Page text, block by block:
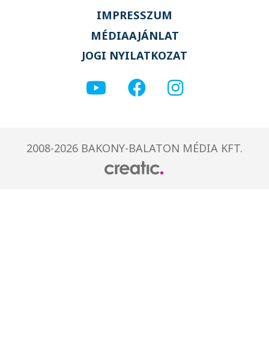
IMPRESSZUM
MÉDIAAJÁNLAT
JOGI NYILATKOZAT
2008-2026 BAKONY-BALATON MÉDIA KFT.